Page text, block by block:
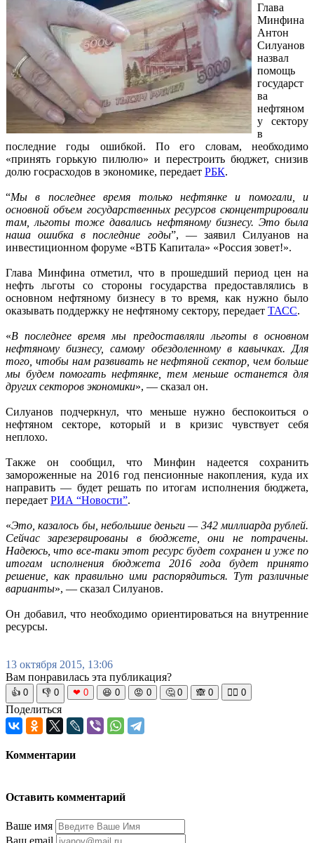
Глава
Минфина
Антон
Силуанов
назвал
помощь
государст
ва
нефтяном
у сектору
в
последние годы ошибкой. По его словам, необходимо
«принять горькую пилюлю» и перестроить бюджет, снизив
долю госрасходов в экономике, передает РБК.
“Мы в последнее время только нефтянке и помогали, и
основной объем государственных ресурсов сконцентрировали
там, льготы тоже давались нефтяному бизнесу. Это была
наша ошибка в последние годы”, — заявил Силуанов на
инвестиционном форуме «ВТБ Капитала» «Россия зовет!».
Глава Минфина отметил, что в прошедший период цен на
нефть льготы со стороны государства предоставлялись в
основном нефтяному бизнесу в то время, как нужно было
оказывать поддержку не нефтяному сектору, передает ТАСС.
«В последнее время мы предоставляли льготы в основном
нефтяному бизнесу, самому обездоленному в кавычках. Для
того, чтобы нам развивать не нефтяной сектор, чем больше
мы будем помогать нефтянке, тем меньше останется для
других секторов экономики», — сказал он.
Силуанов подчеркнул, что меньше нужно беспокоиться о
нефтяном секторе, который и в кризис чувствует себя
неплохо.
Также он сообщил, что Минфин надеется сохранить
замороженные на 2016 год пенсионные накопления, куда их
направить — будет решать по итогам исполнения бюджета,
передает РИА “Новости”.
«Это, казалось бы, небольшие деньги — 342 миллиарда рублей.
Сейчас зарезервированы в бюджете, они не потрачены.
Надеюсь, что все-таки этот ресурс будет сохранен и уже по
итогам исполнения бюджета 2016 года будет принято
решение, как правильно ими распорядиться. Тут различные
варианты», — сказал Силуанов.
Он добавил, что необходимо ориентироваться на внутренние
ресурсы.
13 октября 2015, 13:06
Вам понравилась эта публикация?
👍 0 👎 0 ❤ 0 😆 0 😡 0 🤔 0 🙈 0 🧘‍♀️ 0
Поделиться
Комментарии
Оставить комментарий
Ваше имя
Ваш email